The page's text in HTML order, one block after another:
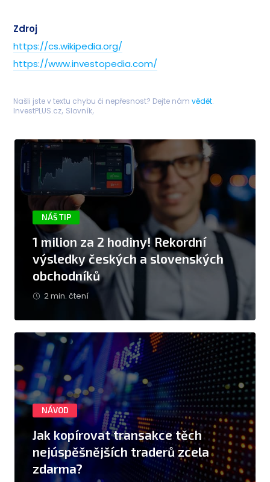
Zdroj
https://cs.wikipedia.org/
https://www.investopedia.com/
Našli jste v textu chybu či nepřesnost? Dejte námvědět.
InvestPLUS.cz Slovník
NÁŠ TIP
1 milion za 2 hodiny! Rekordní
výsledky českých a slovenských
obchodníků
2 min. čtení
NÁVOD
Jak kopírovat transakce těch
nejúspěšnějších traderů zcela
zdarma?